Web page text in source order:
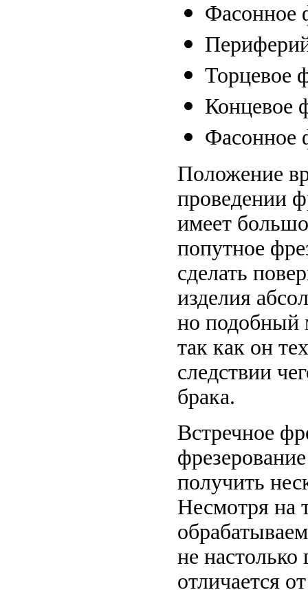
Фасонное
Торцевое
Концевое
Фасонное
Положение
проведении
имеет
попутное
сделать
изделия
но подобный
так как он
следствии
брака.
Встречное
получить
Несмотря на
не
отличается